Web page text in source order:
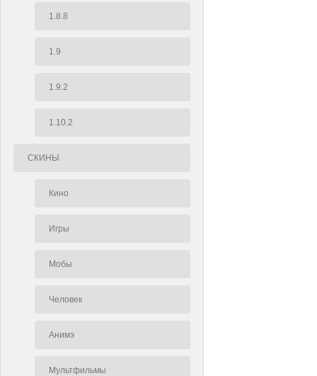
1.8.8
1.9
1.9.2
1.10.2
СКИНЫ
Кино
Игры
Мобы
Человек
Анимэ
Мультфильмы